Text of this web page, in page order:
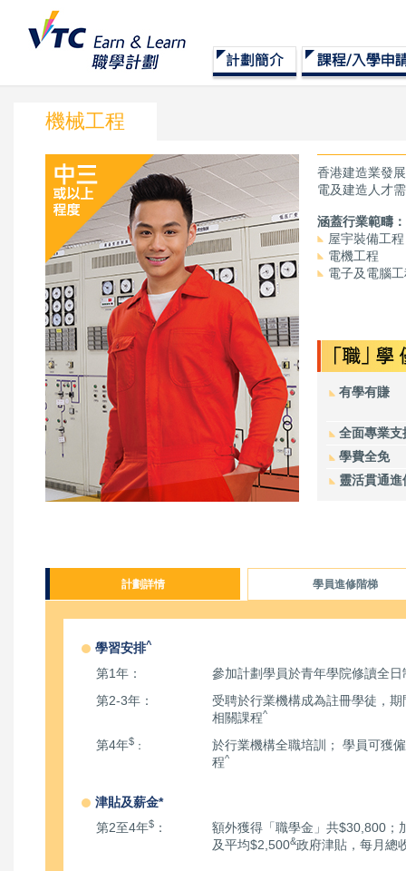
機械工程
香港建造業發
電及建造人才
涵蓋行業範疇：
屋宇裝備工程
電機工程
電子及電腦
有學有賺
全面專業支
學費全免
靈活貫通進
計劃詳情 學員進修階梯
學習安排^
第1年：
參加計劃學員於青年學院修讀全
第2-3年：
受聘於行業機構成為註冊學徒，
相關課程^
第4年$ ：
於行業機構全職培訓； 學員可獲
程^
津貼及薪金*
第2至4年$ ：
額外獲得「職學金」共$30,800；
及平均$2,500&政府津貼，每月總